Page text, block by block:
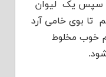
سپس یک لیوان
تا بوی خامی آرد
خوب مخلوط